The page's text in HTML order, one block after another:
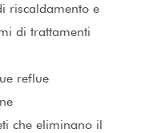
riscaldamento e
di trattamenti
reflue
che eliminano il